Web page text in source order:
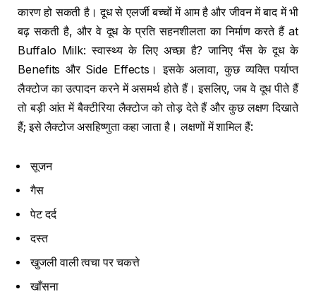
कारण हो सकती है। दूध से एलर्जी बच्चों में आम है और जीवन में बाद में भी
बढ़ सकती है, और वे दूध के प्रति सहनशीलता का निर्माण करते हैं at
Buffalo Milk: स्वास्थ्य के लिए अच्छा है? जानिए भैंस के दूध के
Benefits और Side Effects। इसके अलावा, कुछ व्यक्ति पर्याप्त
लैक्टोज का उत्पादन करने में असमर्थ होते हैं। इसलिए, जब वे दूध पीते हैं
तो बड़ी आंत में बैक्टीरिया लैक्टोज को तोड़ देते हैं और कुछ लक्षण दिखाते
हैं; इसे लैक्टोज असहिष्णुता कहा जाता है। लक्षणों में शामिल हैं:
सूजन
गैस
पेट दर्द
दस्त
खुजली वाली त्वचा पर चकत्ते
खाँसना